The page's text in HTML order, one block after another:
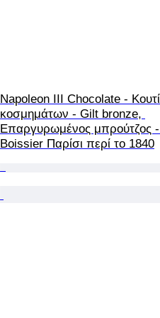
Napoleon III Chocolate - Κουτί
κοσμημάτων - Gilt bronze,
Επαργυρωμένος μπρούτζος -
Boissier Παρίσι περί το 1840